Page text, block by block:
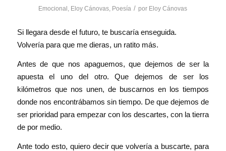
Emocional , Eloy Cánovas, Poesía / por Eloy Cánovas
Si llegara desde el futuro, te buscaría enseguida.
Volvería para que me dieras, un ratito más.
Antes de que nos apaguemos, que dejemos de ser la
apuesta el uno del otro. Que dejemos de ser los
kilómetros que nos unen, de buscarnos en los tiempos
donde nos encontrábamos sin tiempo. De que dejemos de
ser prioridad para empezar con los descartes, con la tierra
de por medio.
Ante todo esto, quiero decir que volvería a buscarte, para